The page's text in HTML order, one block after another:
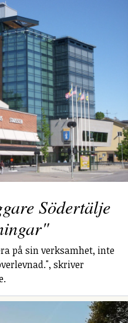
Södertälje
på sin verksamhet, inte
skriver